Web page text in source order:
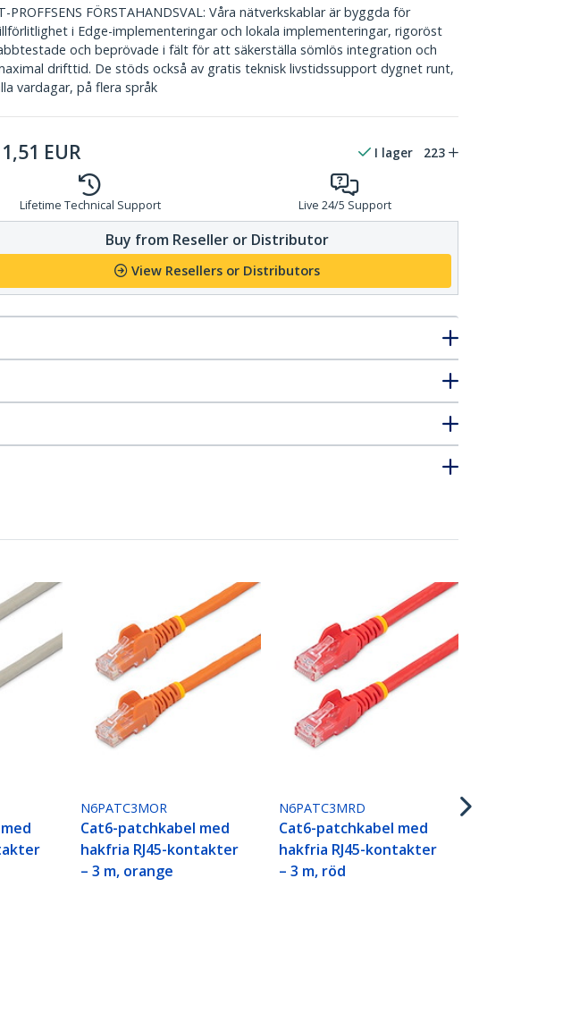
PROFFSENS FÖRSTAHANDSVAL: Våra nätverkskablar är byggda för
i Edge-implementeringar och lokala implementeringar, rigoröst
och beprövade i fält för att säkerställa sömlös integration och
drifttid. De stöds också av gratis teknisk livstidssupport dygnet runt,
vardagar, på flera språk
EUR I lager 223
Lifetime Technical Support Live 24/5 Support
Buy from Reseller or Distributor
View Resellers or Distributors
N6PATC3MOR
Cat6-patchkabel med
hakfria RJ45-kontakter
– 3 m, orange
N6PATC3MRD
Cat6-patchkabel med
hakfria RJ45-kontakter
– 3 m, röd